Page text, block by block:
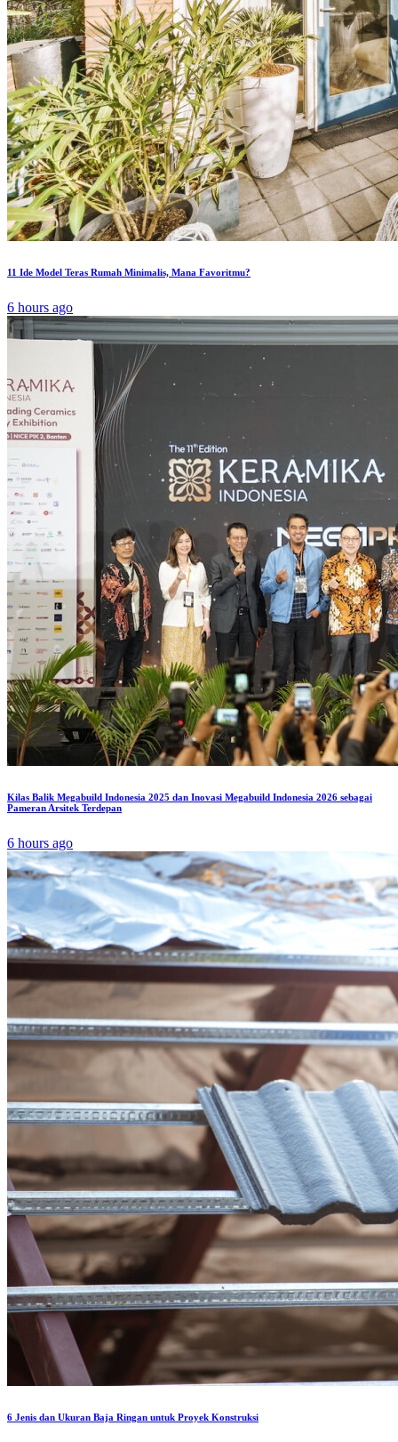
11 Ide Model Teras Rumah Minimalis, Mana Favoritmu?
6 hours ago
Kilas Balik Megabuild Indonesia 2025 dan Inovasi Megabuild Indonesia 2026 sebagai
Pameran Arsitek Terdepan
6 hours ago
6 Jenis dan Ukuran Baja Ringan untuk Proyek Konstruksi